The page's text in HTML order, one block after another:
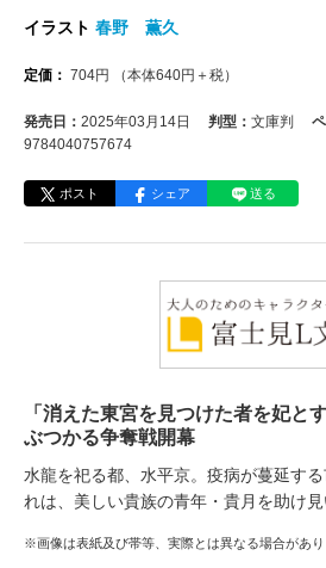
イラスト 春野 薫久
定価： 704円 （本体640円＋税）
発売日： 2025年03月14日 判型： 文庫判
9784040757674
ポスト シェア 送る
「消えた東宮を見つけた者を妃と
ぶつかる争奪戦開幕
水龍を祀る都、水平京。疫病が蔓延す
れは、美しい貴族の青年・貴月を助け
※画像は表紙及び帯等、実際とは異なる場合があり